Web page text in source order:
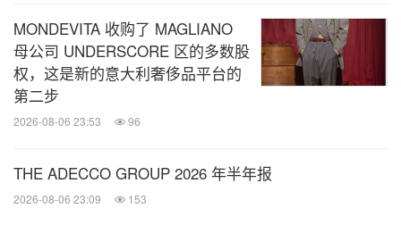
公益行动奖等六项大奖。活动现场，学院特别为这50
名勇士准备了庆功仪式和颁奖仪式。
法国里昂商学院EE高管教育 (EMBA,MBA,EDP) 项目
主任张伟伟老师主持戈壁颁奖环节。九上戈壁的他，
一起彰显出超越自我、勇于开拓的里昂创客精神。
MONDEVITA 收购了 MAGLIANO
母公司 UNDERSCORE 区的多数股
权，这是新的意大利奢侈品平台的
第二步
2026-08-06 23:53 96
THE ADECCO GROUP 2026 年半年报
2026-08-06 23:09 153